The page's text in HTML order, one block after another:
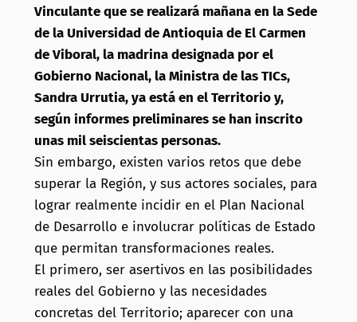
Vinculante que se realizará mañana en la Sede
de la Universidad de Antioquia de El Carmen
de Viboral, la madrina designada por el
Gobierno Nacional, la Ministra de las TICs,
Sandra Urrutia, ya está en el Territorio y,
según informes preliminares se han inscrito
unas mil seiscientas personas.
Sin embargo, existen varios retos que debe
superar la Región, y sus actores sociales, para
lograr realmente incidir en el Plan Nacional
de Desarrollo e involucrar políticas de Estado
que permitan transformaciones reales.
El primero, ser asertivos en las posibilidades
reales del Gobierno y las necesidades
concretas del Territorio; aparecer con una